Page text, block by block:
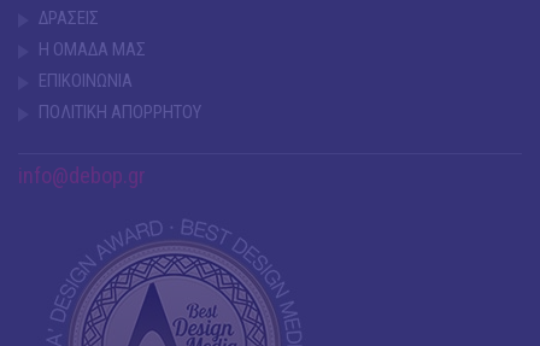
ΔΡΑΣΕΙΣ
Η ΟΜΑΔΑ ΜΑΣ
ΕΠΙΚΟΙΝΩΝΙΑ
ΠΟΛΙΤΙΚΗ ΑΠΟΡΡΗΤΟΥ
info@debop.gr